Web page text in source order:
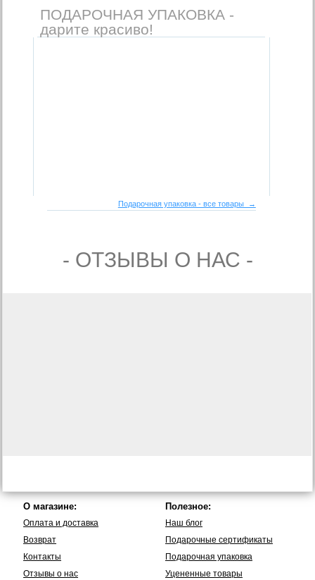
ПОДАРОЧНАЯ УПАКОВКА -
дарите красиво!
Подарочная упаковка - все товары →
- ОТЗЫВЫ О НАС -
О магазине:
Оплата и доставка
Возврат
Контакты
Отзывы о нас
Полезное:
Наш блог
Подарочные сертификаты
Подарочная упаковка
Уцененные товары